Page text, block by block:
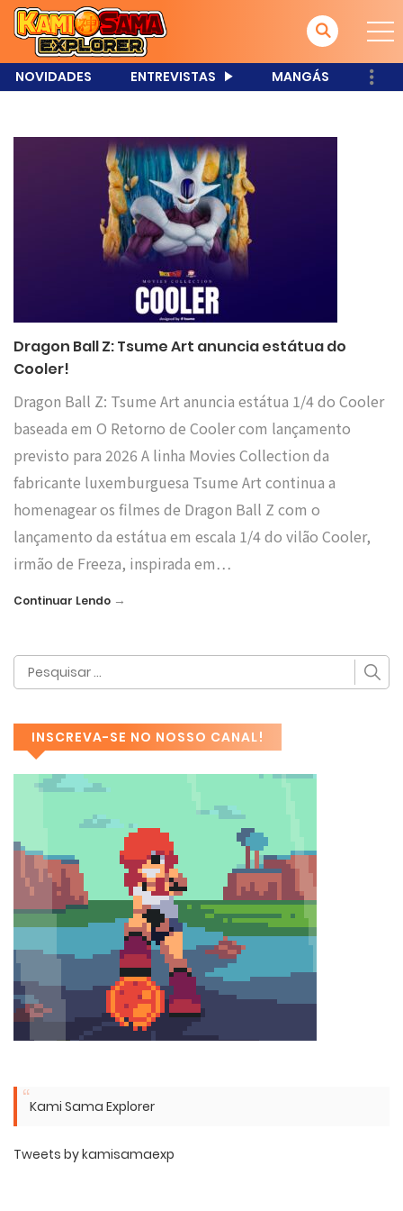
NOVIDADES ENTREVISTAS MANGÁS
Dragon Ball Z: Tsume Art anuncia estátua do
Cooler!
Dragon Ball Z: Tsume Art anuncia estátua 1/4 do Cooler
baseada em O Retorno de Cooler com lançamento
previsto para 2026 A linha Movies Collection da
fabricante luxemburguesa Tsume Art continua a
homenagear os filmes de Dragon Ball Z com o
lançamento da estátua em escala 1/4 do vilão Cooler,
irmão de Freeza, inspirada em…
Continuar Lendo →
INSCREVA-SE NO NOSSO CANAL!
Kami Sama Explorer
Tweets by kamisamaexp